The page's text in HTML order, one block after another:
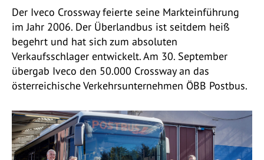
Der Iveco Crossway feierte seine Markteinführung
im Jahr 2006. Der Überlandbus ist seitdem heiß
begehrt und hat sich zum absoluten
Verkaufsschlager entwickelt. Am 30. September
übergab Iveco den 50.000 Crossway an das
österreichische Verkehrsunternehmen ÖBB Postbus.